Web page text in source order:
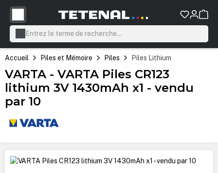
principal
Accueil Piles et Mémoire Piles Piles Lithium
VARTA - VARTA Piles CR123
lithium 3V 1430mAh x1 - vendu
par 10
Ignorer la galerie d'images